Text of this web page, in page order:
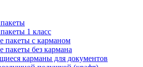
1 класс
пакеты с карманом
пакеты без кармана
карманы для документов